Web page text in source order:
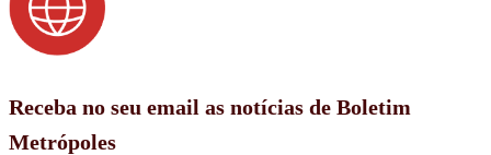
Receba no seu email as notícias de Boletim
Metrópoles